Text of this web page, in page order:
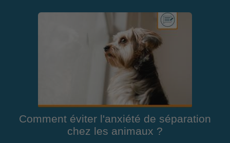
Comment éviter l'anxiété de séparation
chez les animaux ?